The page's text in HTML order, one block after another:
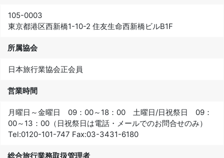
105-0003
東京都港区西新橋1-10-2 住友生命西新橋ビルB1F
所属協会
日本旅行業協会正会員
営業時間
月曜日～金曜日 09：00～18：00 土曜日/日祝祭日 09：
00～13：00（日祝祭日は電話・メールでのお問合せのみ）
Tel:0120-101-747 Fax:03-3431-6180
総合旅行業務取扱管理者